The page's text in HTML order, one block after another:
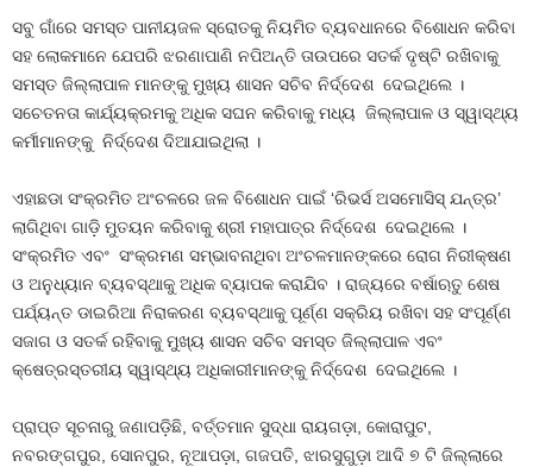
ସବୁ ଗାଁରେ ସମସ୍ତ ପାନୀୟଜଳ ସ୍ରୋତକୁ ନିୟମିତ ବ୍ୟବଧାନରେ ବିଶୋଧନ କରିବା
ସହ ଲୋକମାନେ ଯେପରି ଝରଣାପାଣି ନପିଅନ୍ତି ତାଉପରେ ସତର୍କ ଦୃଷ୍ଟି ରଖିବାକୁ
ସମସ୍ତ ଜିଲ୍ଲାପାଳ ମାନଙ୍କୁ ମୁଖ୍ୟ ଶାସନ ସଚିବ ନିର୍ଦ୍ଦେଶ ଦେଇଥିଲେ ।
ସଚେତନତା କାର୍ଯ୍ୟକ୍ରମକୁ ଅଧିକ ସଘନ କରିବାକୁ ମଧ୍ୟ ଜିଲ୍ଲାପାଳ ଓ ସ୍ୱାସ୍ଥ୍ୟ
କର୍ମୀମାନଙ୍କୁ ନିର୍ଦ୍ଦେଶ ଦିଆଯାଇଥିଲା ।
ଏହାଛଡା ସଂକ୍ରମିତ ଅଂଚଳରେ ଜଳ ବିଶୋଧନ ପାଇଁ ‘ରିଭର୍ସ ଅସମୋସିସ୍ ଯନ୍ତ୍ର’
ଲାଗିଥିବା ଗାଡ଼ି ମୁତୟନ କରିବାକୁ ଶ୍ରୀ ମହାପାତ୍ର ନିର୍ଦ୍ଦେଶ ଦେଇଥିଲେ ।
ସଂକ୍ରମିତ ଏବଂ ସଂକ୍ରମଣ ସମ୍ଭାବନାଥିବା ଅଂଚଳମାନଙ୍କରେ ରୋଗ ନିରୀକ୍ଷଣ
ଓ ଅନୁଧ୍ୟାନ ବ୍ୟବସ୍ଥାକୁ ଅଧିକ ବ୍ୟାପକ କରାଯିବ । ରାଜ୍ୟରେ ବର୍ଷାଋତୁ ଶେଷ
ପର୍ଯ୍ୟନ୍ତ ଡାଇରିଆ ନିରାକରଣ ବ୍ୟବସ୍ଥାକୁ ପୂର୍ଣ୍ଣ ସକ୍ରିୟ ରଖିବା ସହ ସଂପୂର୍ଣ୍ଣ
ସଜାଗ ଓ ସତର୍କ ରହିବାକୁ ମୁଖ୍ୟ ଶାସନ ସଚିବ ସମସ୍ତ ଜିଲ୍ଲାପାଳ ଏବଂ
କ୍ଷେତ୍ରସ୍ତରୀୟ ସ୍ୱାସ୍ଥ୍ୟ ଅଧିକାରୀମାନଙ୍କୁ ନିର୍ଦ୍ଦେଶ ଦେଇଥିଲେ ।
ପ୍ରାପ୍ତ ସୂଚନାରୁ ଜଣାପଡ଼ିଛି, ବର୍ତ୍ତମାନ ସୁଦ୍ଧା ରାୟଗଡ଼ା, କୋରାପୁଟ,
ନବରଙ୍ଗପୁର, ସୋନପୁର, ନୂଆପଡ଼ା, ଗଜପତି, ଝାରସୁଗୁଡ଼ା ଆଦି ୭ ଟି ଜିଲ୍ଲାରେ